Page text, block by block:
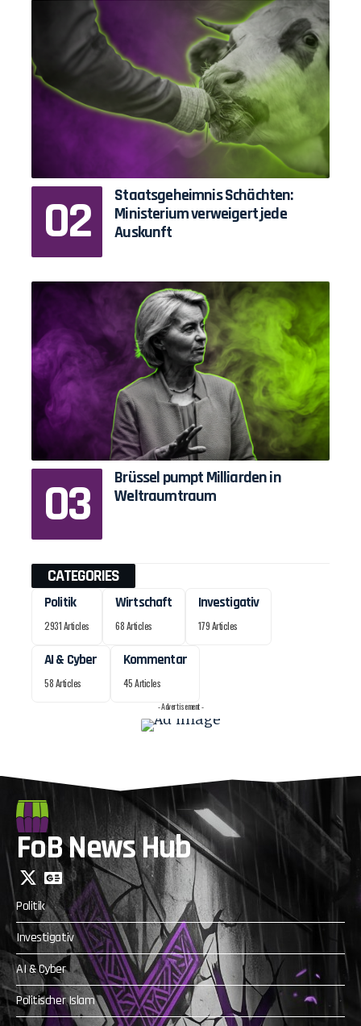
Staatsgeheimnis Schächten:
Ministerium verweigert jede
Auskunft
Brüssel pumpt Milliarden in
Weltraumtraum
CATEGORIES
Politik
2931 Articles
Wirtschaft
68 Articles
Investigativ
179 Articles
AI & Cyber
58 Articles
Kommentar
45 Articles
- Advertisement -
FoB News Hub
Politik
Investigativ
AI & Cyber
Politischer Islam